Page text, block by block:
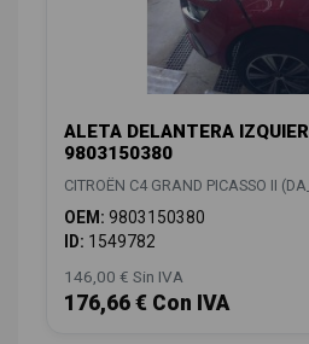
ALETA DELANTERA
9803150380
CITROËN C4 GRAND PICASSO II
OEM: 9803150380
ID: 1549782
146,00 € Sin IVA
176,66 € Con IVA